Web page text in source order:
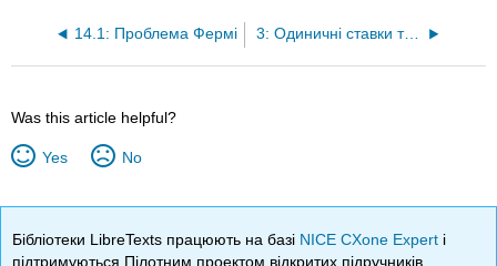
14.1: Проблема Фермі 3: Одиничні ставки та відсотки
Was this article helpful?
Yes No
Бібліотеки LibreTexts працюють на базі NICE CXone Expert і
підтримуються Пілотним проектом відкритих підручників